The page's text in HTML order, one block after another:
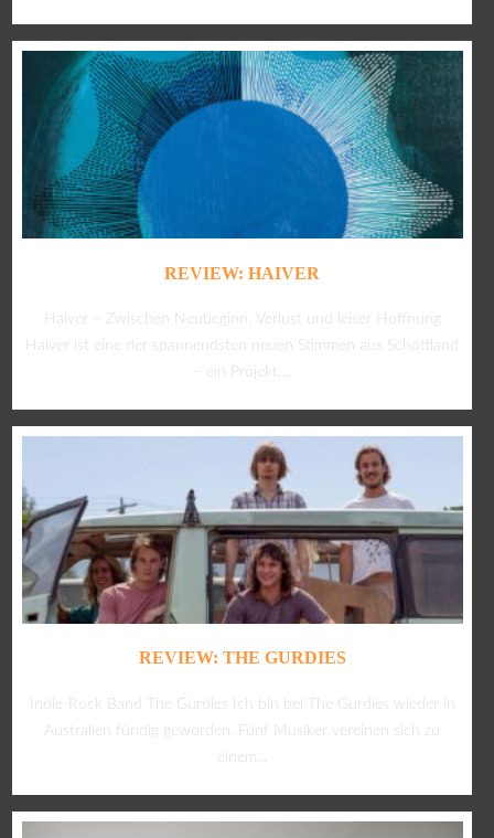
REVIEW: HAIVER
Haiver – Zwischen Neubeginn, Verlust und leiser Hoffnung
Haiver ist eine der spannendsten neuen Stimmen aus Schottland
– ein Projekt,...
REVIEW: THE GURDIES
Indie-Rock Band The Gurdies Ich bin bei The Gurdies wieder in
Australien fündig geworden. Fünf Musiker vereinen sich zu
einem...